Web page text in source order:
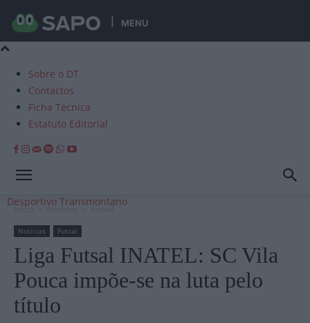
MENU
Sobre o DT
Contactos
Ficha Técnica
Estatuto Editorial
Desportivo Transmontano
Início Notícias Futsal
Notícias Futsal
Liga Futsal INATEL: SC Vila
Pouca impõe-se na luta pelo
título